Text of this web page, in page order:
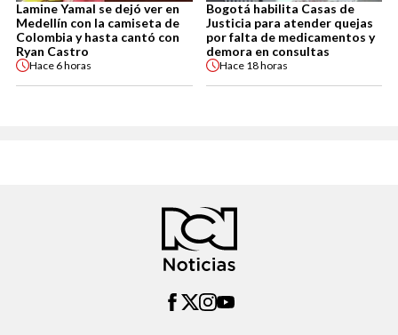
Lamine Yamal se dejó ver en
Medellín con la camiseta de
Colombia y hasta cantó con
Ryan Castro
Hace 6 horas
Bogotá habilita Casas de
Justicia para atender quejas
por falta de medicamentos y
demora en consultas
Hace 18 horas